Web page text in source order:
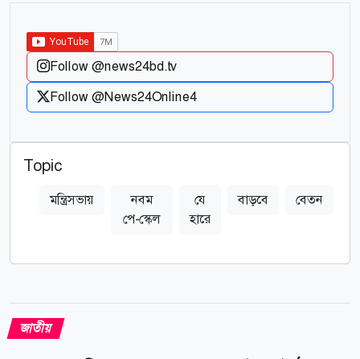
Follow @news24bd.tv
Follow @News24Online4
Topic
মন্ত্রিসভায়
নবম
পে-স্কেল
যে
হারে
বাড়বে বেতন
জাতীয়